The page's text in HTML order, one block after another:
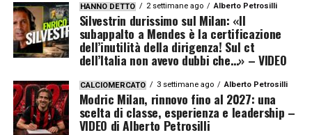
HANNO DETTO 2 settimane ago Alberto Petrosilli
Silvestrin durissimo sul Milan: «Il
subappalto a Mendes è la certificazione
dell’inutilità della dirigenza! Sul ct
dell’Italia non avevo dubbi che…» – VIDEO
CALCIOMERCATO 3 settimane ago Alberto Petrosilli
Modric Milan, rinnovo fino al 2027: una
scelta di classe, esperienza e leadership –
VIDEO di Alberto Petrosilli